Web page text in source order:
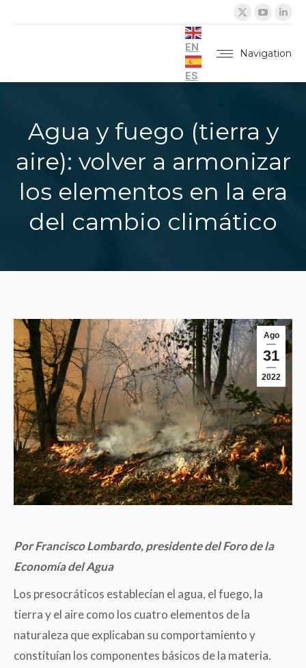
opens
new
opens
new
Navigation
EN
ES
Agua y fuego (tierra y
aire): volver a armonizar
los elementos en la era
del cambio climático
Ago
31
2022
Por Francisco Lombardo, presidente del Foro de la
Economía del Agua
Los presocráticos establecían el agua, el fuego, la
tierra y el aire como los cuatro elementos de la
naturaleza que explicaban su comportamiento y
constituían los componentes básicos de la materia.